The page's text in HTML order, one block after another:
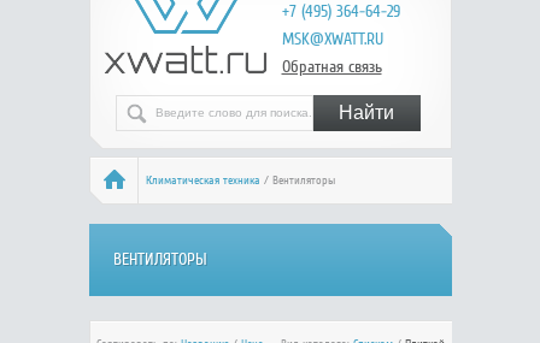
+7 (495) 364-64-29
MSK@XWATT.RU
Обратная связь
Климатическая техника / Вентиляторы
ВЕНТИЛЯТОРЫ